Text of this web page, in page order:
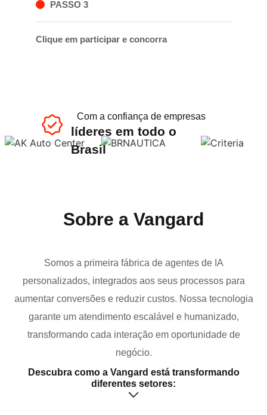
PASSO 3
Clique em participar e concorra
Com a confiança de empresas
líderes em todo o
Brasil
Sobre a Vangard
Somos a primeira fábrica de agentes de IA
personalizados, integrados aos seus processos para
aumentar conversões e reduzir custos. Nossa tecnologia
garante um atendimento escalável e humanizado,
transformando cada interação em oportunidade de
negócio.​
Descubra como a Vangard está transformando
diferentes setores: